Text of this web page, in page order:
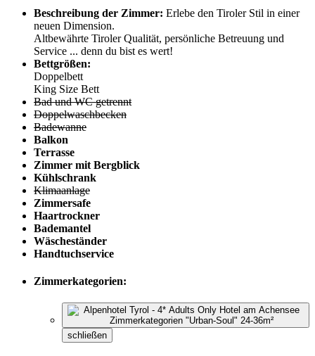
Beschreibung der Zimmer: Erlebe den Tiroler Stil in einer
neuen Dimension.
Altbewährte Tiroler Qualität, persönliche Betreuung und
Service ... denn du bist es wert!
Bettgrößen:
Doppelbett
King Size Bett
Bad und WC getrennt
Doppelwaschbecken
Badewanne
Balkon
Terrasse
Zimmer mit Bergblick
Kühlschrank
Klimaanlage
Zimmersafe
Haartrockner
Bademantel
Wäscheständer
Handtuchservice
Zimmerkategorien:
schließen